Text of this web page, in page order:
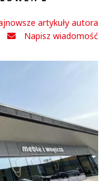
artykuły autora
Napisz wiadomość